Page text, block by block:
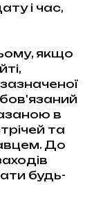
і час,
якщо
в
та
До
будь-